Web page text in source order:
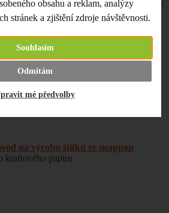
obsahu a reklam, analýzy
stránek a zjištění zdroje návštěvnosti.
Souhlasím
Odmítám
mé předvolby
tipy a návody na tvoření. Třeba ukázky
náušnice
na výrobu štítků ze snappap
kraftového papíru